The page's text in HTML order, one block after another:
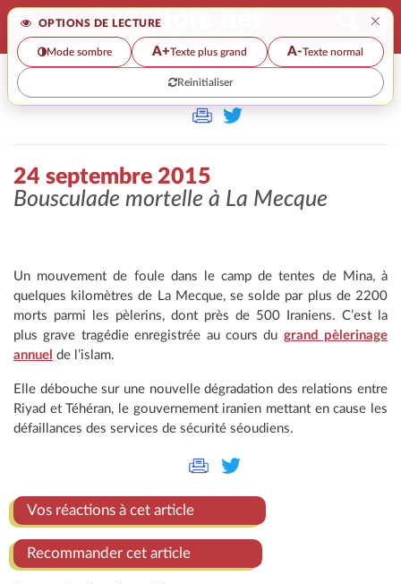
OPTIONS DE LECTURE ×
Mode sombre A+Texte plus grand A-Texte normal
Reinitialiser
>>
24 septembre 2015
Bousculade mortelle à La Mecque
Un mouvement de foule dans le camp de tentes de Mina, à
quelques kilomètres de La Mecque, se solde par plus de 2200
morts parmi les pèlerins, dont près de 500 Iraniens. C’est la
plus grave tragédie enregistrée au cours du grand pèlerinage
annuel de l’islam.
Elle débouche sur une nouvelle dégradation des relations entre
Riyad et Téhéran, le gouvernement iranien mettant en cause les
défaillances des services de sécurité séoudiens.
Vos réactions à cet article
Recommander cet article